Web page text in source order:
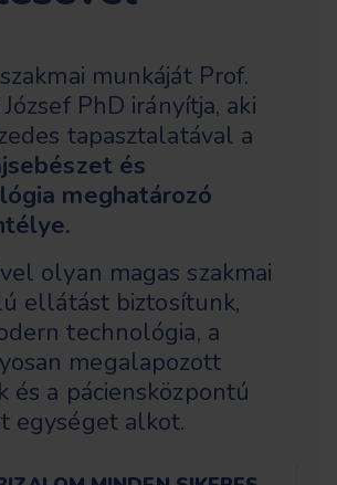
munkáját Prof.
PhD irányítja, aki
tapasztalatával a
és
meghatározó
olyan magas szakmai
ellátást biztosítunk,
technológia, a
megalapozott
és a páciensközpontú
egységet alkot.